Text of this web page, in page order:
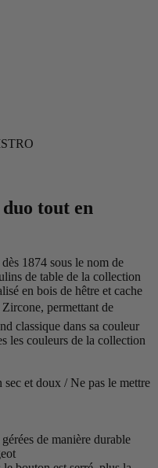
tout en
1874 sous le nom de
de table de la collection
en bois de hêtre et cache
Zircone, permettant de
classique dans sa couleur
les couleurs de la collection
et doux / Ne pas le mettre
de manière durable